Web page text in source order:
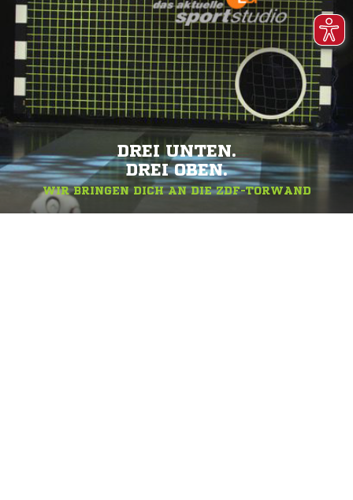
DREI UNTEN.
DREI OBEN.
WIR BRINGEN DICH AN DIE ZDF-TORWAND